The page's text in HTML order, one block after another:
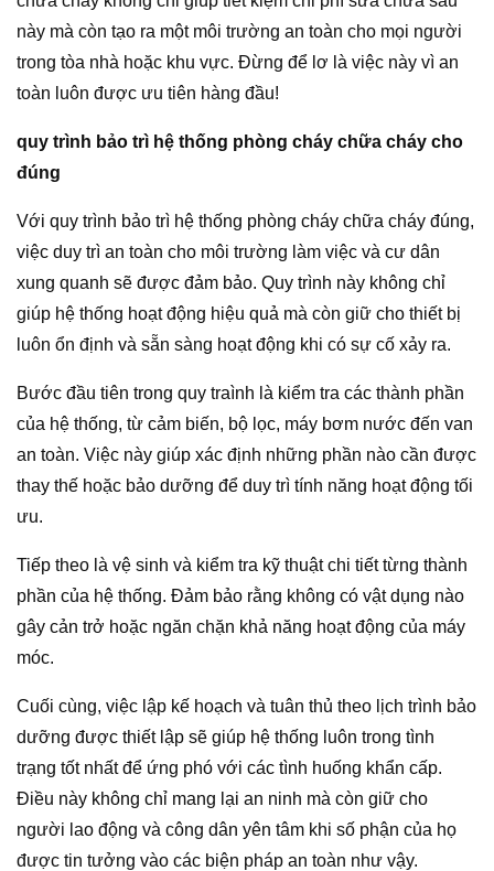
này mà còn tạo ra một môi trường an toàn cho mọi người
trong tòa nhà hoặc khu vực. Đừng để lơ là việc này vì an
toàn luôn được ưu tiên hàng đầu!
quy trình bảo trì hệ thống phòng cháy chữa cháy cho
đúng
Với quy trình bảo trì hệ thống phòng cháy chữa cháy đúng,
việc duy trì an toàn cho môi trường làm việc và cư dân
xung quanh sẽ được đảm bảo. Quy trình này không chỉ
giúp hệ thống hoạt động hiệu quả mà còn giữ cho thiết bị
luôn ổn định và sẵn sàng hoạt động khi có sự cố xảy ra.
Bước đầu tiên trong quy traình là kiểm tra các thành phần
của hệ thống, từ cảm biến, bộ lọc, máy bơm nước đến van
an toàn. Việc này giúp xác định những phần nào cần được
thay thế hoặc bảo dưỡng để duy trì tính năng hoạt động tối
ưu.
Tiếp theo là vệ sinh và kiểm tra kỹ thuật chi tiết từng thành
phần của hệ thống. Đảm bảo rằng không có vật dụng nào
gây cản trở hoặc ngăn chặn khả năng hoạt động của máy
móc.
Cuối cùng, việc lập kế hoạch và tuân thủ theo lịch trình bảo
dưỡng được thiết lập sẽ giúp hệ thống luôn trong tình
trạng tốt nhất để ứng phó với các tình huống khẩn cấp.
Điều này không chỉ mang lại an ninh mà còn giữ cho
người lao động và công dân yên tâm khi số phận của họ
được tin tưởng vào các biện pháp an toàn như vậy.